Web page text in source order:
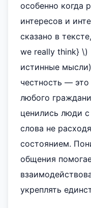
особенно когда
интересов и
сказано в
we really think}
истинные
честность —
любого
ценились люди
слова не
состоянием.
общения
укреплять